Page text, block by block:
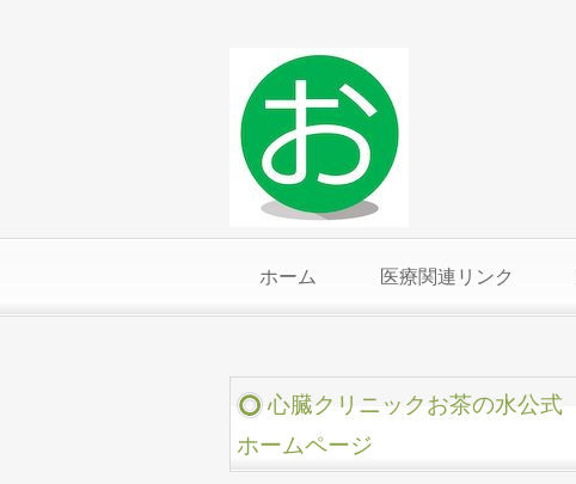
ホーム 医療関連リンク
心臓クリニックお茶の水公式
ホームページ